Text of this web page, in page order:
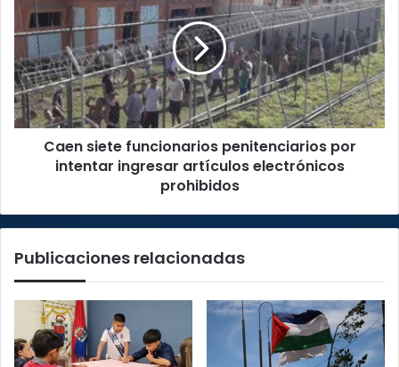
funcionarios
penitenciarios
por
intentar
ingresar
artículos
electrónicos
prohibidosCaen siete funcionarios penitenciarios por
intentar ingresar artículos electrónicos
prohibidos
Publicaciones relacionadas